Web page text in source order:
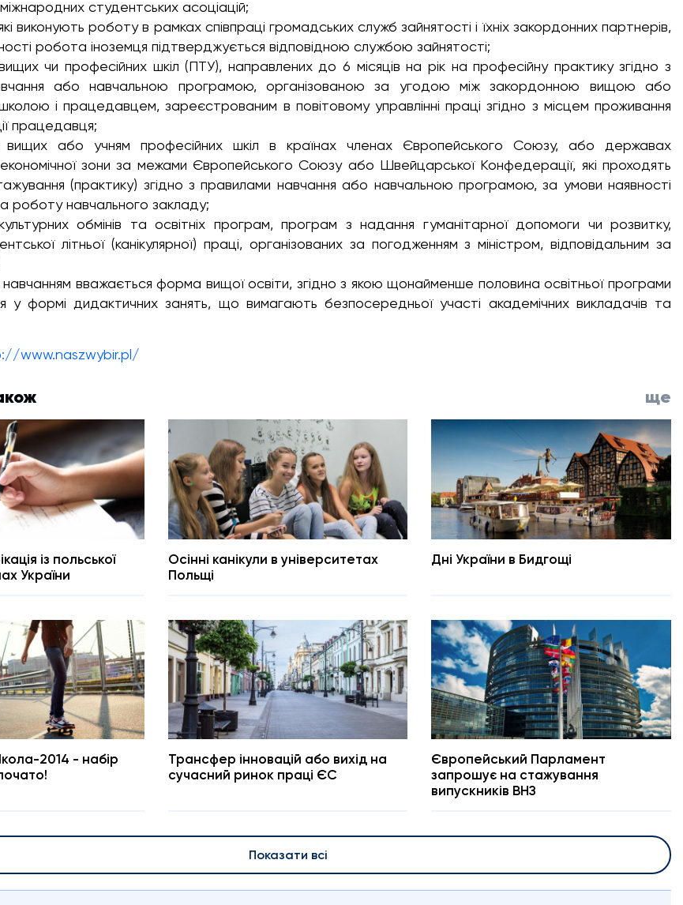
студентських асоціацій;
виконують роботу в рамках співпраці громадських служб зайнятості і їхніх закордонних партнерів,
робота іноземця підтверджується відповідною службою зайнятості;
чи професійних шкіл (ПТУ), направлених до 6 місяців на рік на професійну практику згідно з
або навчальною програмою, організованою за угодою між закордонною вищою або
і працедавцем, зареєстрованим в повітовому управлінні праці згідно з місцем проживання
працедавця;
або учням професійних шкіл в країнах членах Європейського Союзу, або державах
зони за межами Європейського Союзу або Швейцарської Конфедерації, які проходять
(практику) згідно з правилами навчання або навчальною програмою, за умови наявності
роботу навчального закладу;
обмінів та освітніх програм, програм з надання гуманітарної допомоги чи розвитку,
літньої (канікулярної) праці, організованих за погодженням з міністром, відповідальним за
вважається форма вищої освіти, згідно з якою щонайменше половина освітньої програми
у формі дидактичних занять, що вимагають безпосередньої участі академічних викладачів та
www.naszwybir.pl/
ще
із польської
України
Осінні канікули в університетах
Польщі
Дні України в Бидгощі
2014 - набір
Трансфер інновацій або вихід на
сучасний ринок праці ЄС
Європейський Парламент
запрошує на стажування
випускників ВНЗ
Показати всі